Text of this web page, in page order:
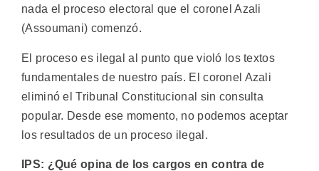
nada el proceso electoral que el coronel Azali
(Assoumani) comenzó.
El proceso es ilegal al punto que violó los textos
fundamentales de nuestro país. El coronel Azali
eliminó el Tribunal Constitucional sin consulta
popular. Desde ese momento, no podemos aceptar
los resultados de un proceso ilegal.
IPS: ¿Qué opina de los cargos en contra de